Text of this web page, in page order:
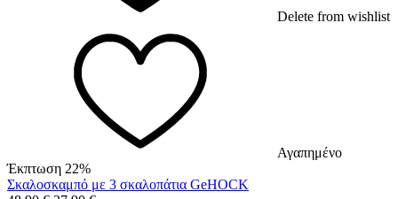
Delete from wishlist
Αγαπημένο
Έκπτωση 22%
Σκαλοσκαμπό με 3 σκαλοπάτια GeHOCK